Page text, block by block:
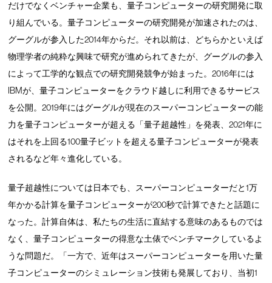
だけでなくベンチャー企業も、量子コンピューターの研究開発に取
り組んでいる。量子コンピューターの研究開発が加速されたのは、
グーグルが参入した2014年からだ。それ以前は、どちらかといえば
物理学者の純粋な興味で研究が進められてきたが、グーグルの参入
によって工学的な観点での研究開発競争が始まった。2016年には
IBMが、量子コンピューターをクラウド越しに利用できるサービス
を公開。2019年にはグーグルが現在のスーパーコンピューターの能
力を量子コンピューターが超える「量子超越性」を発表、2021年に
はそれを上回る100量子ビットを超える量子コンピューターが発表
されるなど年々進化している。
量子超越性については日本でも、スーパーコンピューターだと1万
年かかる計算を量子コンピューターが200秒で計算できたと話題に
なった。計算自体は、私たちの生活に直結する意味のあるものでは
なく、量子コンピューターの得意な土俵でベンチマークしているよ
うな問題だ。「一方で、近年はスーパーコンピューターを用いた量
子コンピューターのシミュレーション技術も発展しており、当初1